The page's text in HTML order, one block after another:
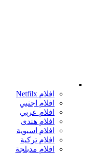
افلام Netfilx
افلام اجنبي
افلام عربي
افلام هندى
افلام اسيوية
افلام تركية
افلام مدبلجة